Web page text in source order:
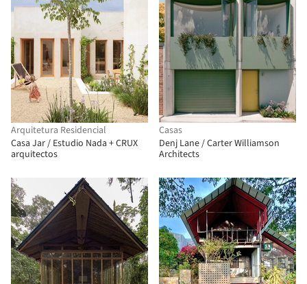
Arquitetura Residencial
Casa Jar / Estudio Nada + CRUX
arquitectos
Casas
Denj Lane / Carter Williamson
Architects